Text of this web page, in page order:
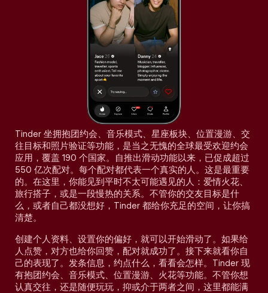
Tinder 坐拥抱团约会、音乐模式、星座板块、位置漫游、交
往目标和照片验证等功能，是当之无愧的全球最受欢迎约会
应用，覆盖 190 个国家。自推出滑动功能以来，已促成超过
550 亿次配对。每个配对都代表一个真实的人。这是最重要
的。在这里，你能见到平时不太可能遇见的人：爱情火花、
旅行搭子，或是一段慢热的关系。不管你的交友目标是什
么，或者自己都没想好，Tinder 都给你充足的空间，让你搞
清楚。
创建个人资料、设置你的偏好，就可以开始滑动了。如果给
人点赞，对方也给你回赞，配对就成功了。接下来就看你自
己的表现了。发条信息，约点什么，看看会怎样。Tinder 现
有抱团约会、音乐模式、位置漫游、火花等功能。不管你想
认真交往，还是随便玩玩，抑或介于两者之间，这里都能满